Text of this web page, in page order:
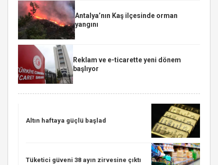
Antalya’nın Kaş ilçesinde orman
yangını
Reklam ve e-ticarette yeni dönem
başlıyor
Altın haftaya güçlü başlad
Tüketici güveni 38 ayın zirvesine çıktı